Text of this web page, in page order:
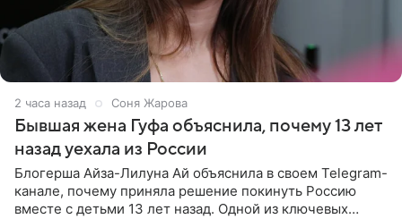
2 часа назад Соня Жарова
Бывшая жена Гуфа объяснила, почему 13 лет
назад уехала из России
Блогерша Айза-Лилуна Ай объяснила в своем Telegram-
канале, почему приняла решение покинуть Россию
вместе с детьми 13 лет назад. Одной из ключевых